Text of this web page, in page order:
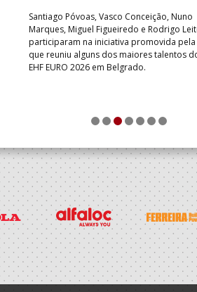
Santiago Póvoas, Vasco Conceição, Nuno
Marques, Miguel Figueiredo e Rodrigo
participaram na iniciativa promovida pela
que reuniu alguns dos maiores talentos
EHF EURO 2026 em Belgrado.
1 2 3 4 5 6 7